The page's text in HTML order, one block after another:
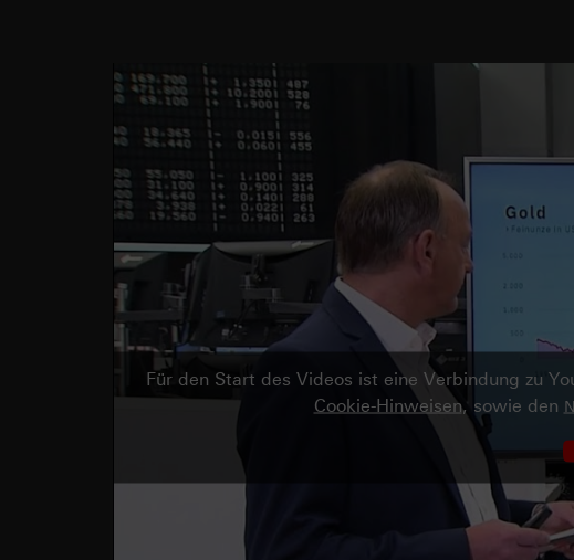
Für den Start des Videos ist eine Verbindung zu
Cookie-Hinweisen, sowie den